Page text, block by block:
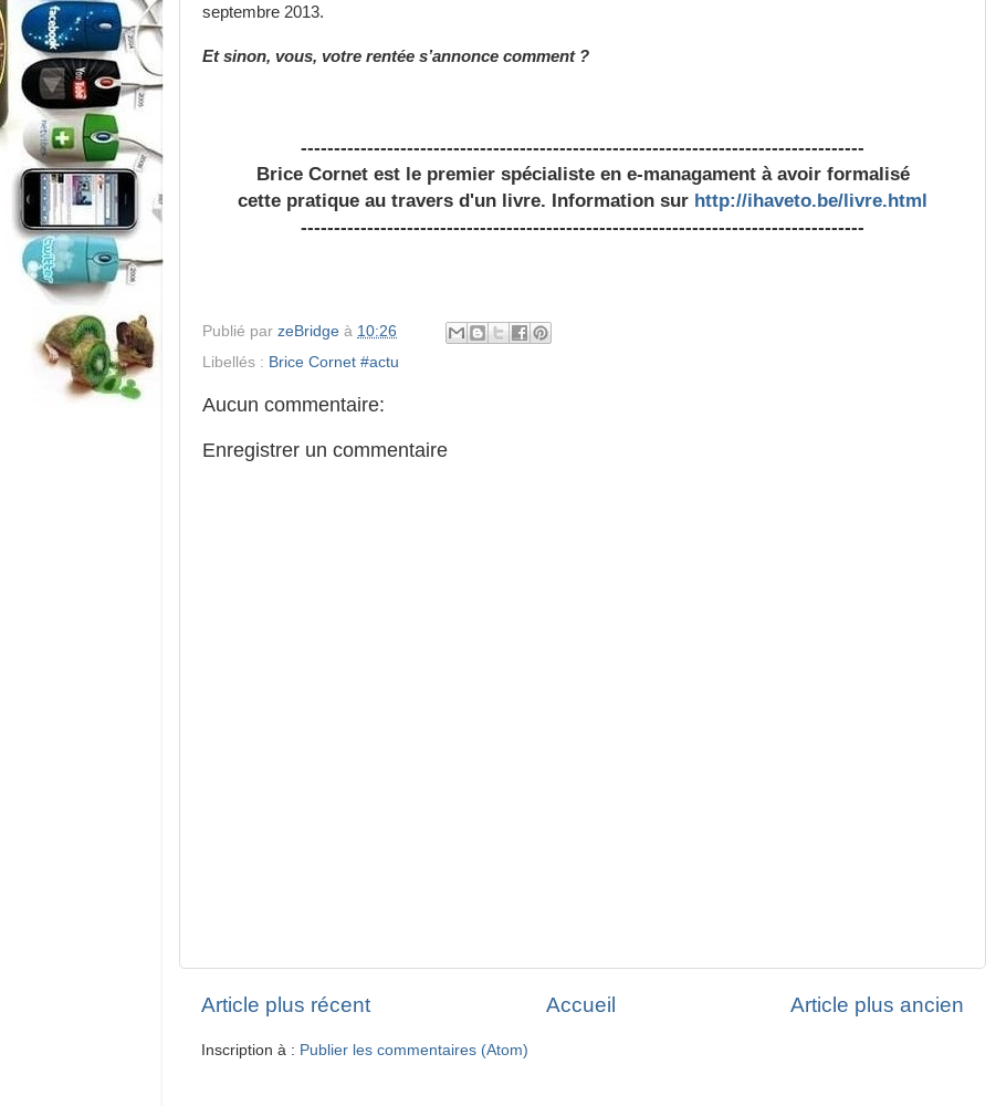
septembre 2013.
Et sinon, vous, votre rentée s’annonce comment ?
-------------------------------------------------------------------------------------
Brice Cornet est le premier spécialiste en e-managament à avoir formalisé
cette pratique au travers d'un livre. Information sur http://ihaveto.be/livre.html
-------------------------------------------------------------------------------------
Publié par zeBridge à 10:26
Libellés : Brice Cornet #actu
Aucun commentaire:
Enregistrer un commentaire
Article plus récent Article plus ancien
Accueil
Inscription à : Publier les commentaires (Atom)